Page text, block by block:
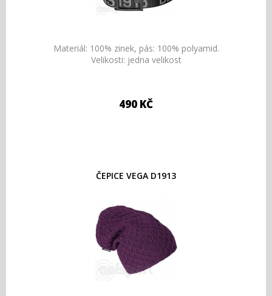
Materiál: 100% zinek, pás: 100% polyamid.
Velikosti: jedna velikost
490 KČ
ČEPICE VEGA D1913